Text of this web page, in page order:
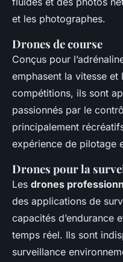
et les photographes.
Drones de course
Conçus pour
emphasent la vitesse et
compétitions, ils sont
passionnés par le
principalement
expérience de pilotage
Drones pour la
Les drones
des applications de
capacités d’endurance
temps réel. Ils sont
surveillance